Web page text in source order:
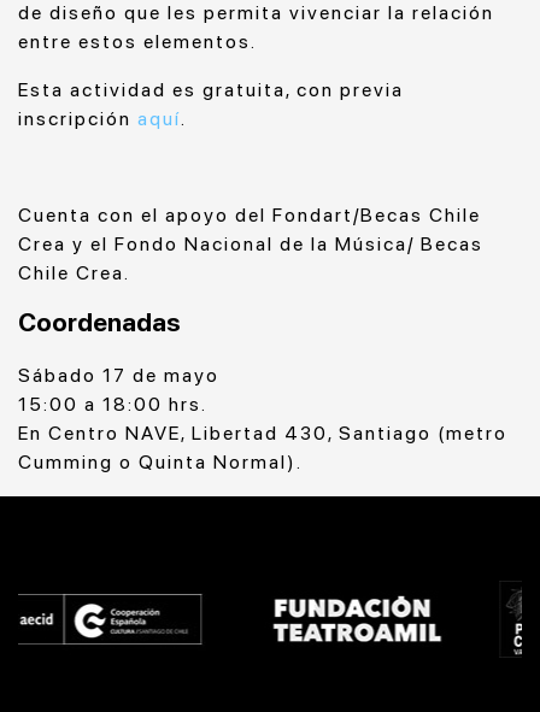
de diseño que les permita vivenciar la relación
entre estos elementos.
Esta actividad es gratuita, con previa
inscripción aquí.
Cuenta con el apoyo del Fondart/Becas Chile
Crea y el Fondo Nacional de la Música/ Becas
Chile Crea.
Coordenadas
Sábado 17 de mayo
15:00 a 18:00 hrs.
En Centro NAVE, Libertad 430, Santiago (metro
Cumming o Quinta Normal).